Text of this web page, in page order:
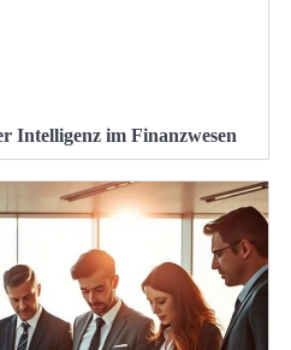
Intelligenz im Finanzwesen